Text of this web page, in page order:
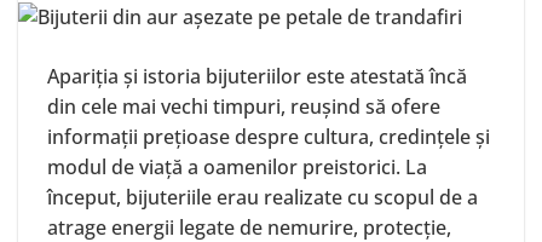
Apariția și istoria bijuteriilor este atestată încă
din cele mai vechi timpuri, reușind să ofere
informații prețioase despre cultura, credințele și
modul de viață a oamenilor preistorici. La
început, bijuteriile erau realizate cu scopul de a
atrage energii legate de nemurire, protecție,